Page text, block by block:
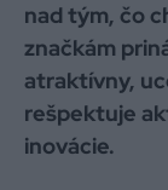
nad tým, čo
značkám
atraktívny,
rešpektuje
inovácie.